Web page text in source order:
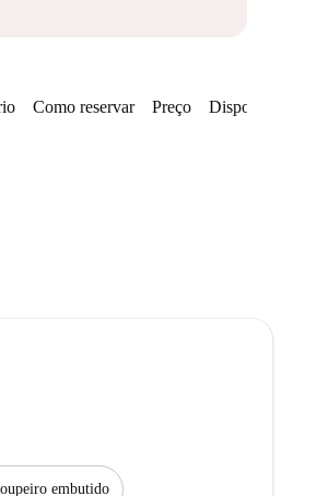
Como reservar Preço Disponibilidades
embutido